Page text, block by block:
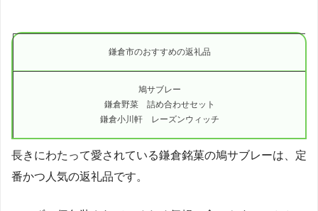
鎌倉市のおすすめの返礼品
鳩サブレー
鎌倉野菜 詰め合わせセット
鎌倉小川軒 レーズンウィッチ
長きにわたって愛されている鎌倉銘菓の鳩サブレーは、定
番かつ人気の返礼品です。